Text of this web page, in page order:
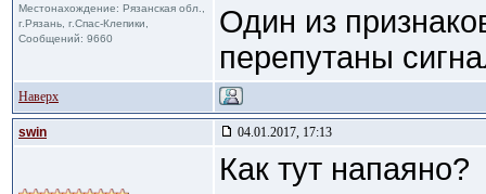
Местонахождение: Рязанская обл.,
г.Рязань, г.Спас-Клепики,
Сообщений: 9660
Один из
перепутаны
Наверх
swin 04.01.2017, 17:13
Как тут напаяно?